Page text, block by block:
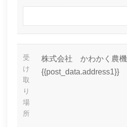
受
け
取
り
場
所
株式会社 かわかく農機
{{post_data.address1}}